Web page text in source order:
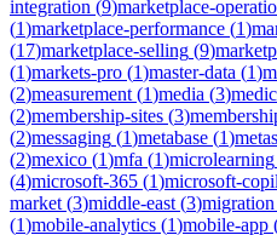
integration (9)marketplace-
(1)marketplace-performance (1)
(17)marketplace-selling (9)
(1)markets-pro (1)master-data (1)
(2)measurement (1)media (3)
(2)membership-sites (3)
(2)messaging (1)metabase (1)
(2)mexico (1)mfa (1)microlearning
(4)microsoft-365 (1)microsoft-
market (3)middle-east (3)migration
(1)mobile-analytics (1)mobile-app